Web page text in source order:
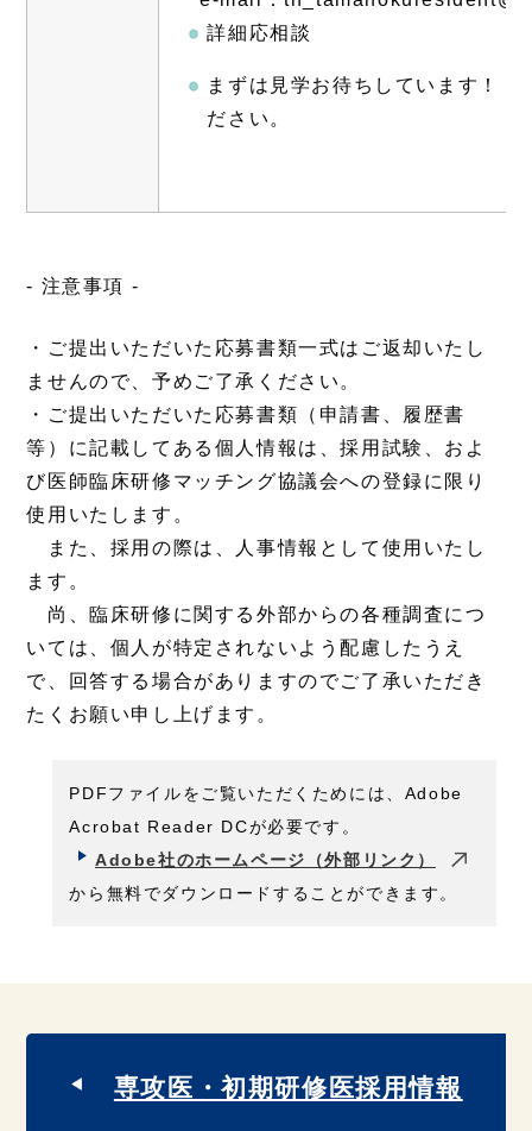
詳細応相談
まずは見学お待ちしています！
ださい。
- 注意事項 -
・ご提出いただいた応募書類一式はご返却いたし
ませんので、予めご了承ください。
・ご提出いただいた応募書類（申請書、履歴書
等）に記載してある個人情報は、採用試験、およ
び医師臨床研修マッチング協議会への登録に限り
使用いたします。
また、採用の際は、人事情報として使用いたし
ます。
尚、臨床研修に関する外部からの各種調査につ
いては、個人が特定されないよう配慮したうえ
で、回答する場合がありますのでご了承いただき
たくお願い申し上げます。
PDFファイルをご覧いただくためには、Adobe
Acrobat Reader DCが必要です。
Adobe社のホームページ（外部リンク）
から無料でダウンロードすることができます。
専攻医・初期研修医採用情報